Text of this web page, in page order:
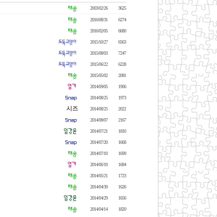
2003/02/26 3625
2016/08/31 6274
2016/02/05 6680
2015/10/27 6563
2015/08/03 7247
2015/06/22 6228
2015/05/02 2081
2014/09/05 1906
2014/08/25 1973
시즈 2014/08/25 2022
2014/08/07 2167
2014/07/21 1810
2014/07/20 1668
2014/07/10 1699
2014/06/10 1684
2014/05/21 1723
2014/04/30 1626
2014/04/29 1656
2014/04/14 1820